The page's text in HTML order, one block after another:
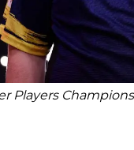
Players